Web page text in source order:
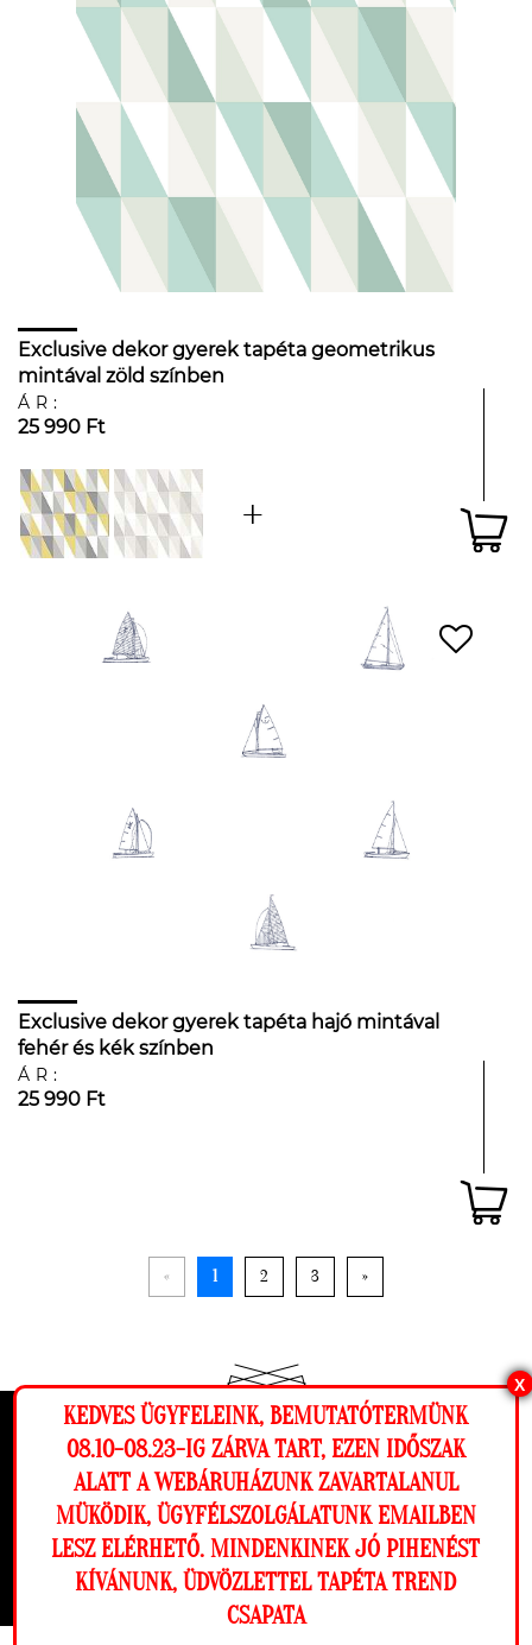
Ez a weboldal cookie-kat használ, hogy a
lehető legjobb élményt nyújtsa honlapunkon.
Beállítások
Elutasítom Engedélyezem
Exclusive dekor gyerek tapéta geometrikus
mintával zöld színben
ÁR:
25 990 Ft
Exclusive dekor gyerek tapéta hajó mintával
fehér és kék színben
ÁR:
25 990 Ft
« 1 2 3 »
FŐOLDAL
TAPÉTÁK
TAPÉTÁK GYORSAN
FALI POSZTEREK
AKCIÓS TAPÉTÁK
LAKÁSTEXTIL
BLOG
BEJELENTKEZÉS
X
KEDVES ÜGYFELEINK, BEMUTATÓTERMÜNK
08.10-08.23-IG ZÁRVA TART, EZEN IDŐSZAK
ALATT A WEBÁRUHÁZUNK ZAVARTALANUL
MÜKÖDIK, ÜGYFÉLSZOLGÁLATUNK EMAILBEN
LESZ ELÉRHETŐ. MINDENKINEK JÓ PIHENÉST
KÍVÁNUNK, ÜDVÖZLETTEL TAPÉTA TREND
CSAPATAMegnézem a falamon